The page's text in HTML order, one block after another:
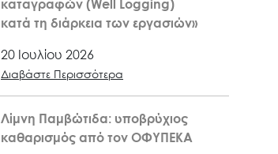
καταγραφών (Well Logging)
κατά τη διάρκεια των εργασιών»
20 Ιουλίου 2026
Διαβάστε Περισσότερα
Λίμνη Παμβώτιδα: υποβρύχιος
καθαρισμός από τον ΟΦΥΠΕΚΑ